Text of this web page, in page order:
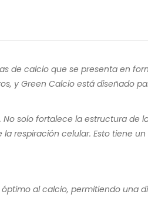
de calcio que se presenta en
y Green Calcio está diseñado
solo fortalece la estructura de
respiración celular. Esto tiene
al calcio, permitiendo una